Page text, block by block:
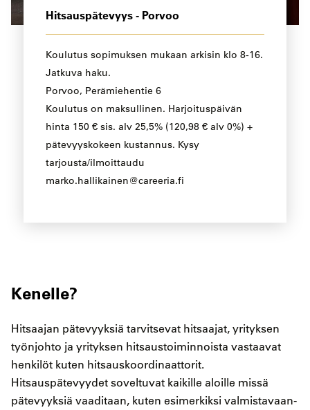
Hitsauspätevyys - Porvoo
Koulutus sopimuksen mukaan arkisin klo 8-16.
Jatkuva haku.
Porvoo, Perämiehentie 6
Koulutus on maksullinen. Harjoituspäivän
hinta 150 € sis. alv 25,5% (120,98 € alv 0%) +
pätevyyskokeen kustannus. Kysy
tarjousta/ilmoittaudu
marko.hallikainen@careeria.fi
Kenelle?
Hitsaajan pätevyyksiä tarvitsevat hitsaajat, yrityksen
työnjohto ja yrityksen hitsaustoiminnoista vastaavat
henkilöt kuten hitsauskoordinaattorit.
Hitsauspätevyydet soveltuvat kaikille aloille missä
pätevyyksiä vaaditaan, kuten esimerkiksi valmistavaan-